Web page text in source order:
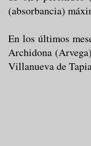
(absorbancia)
En los últimos
Archidona
Villanueva de